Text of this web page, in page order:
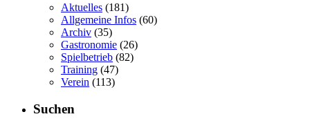
Aktuelles (181)
Allgemeine Infos (60)
Archiv (35)
Gastronomie (26)
Spielbetrieb (82)
Training (47)
Verein (113)
Suchen